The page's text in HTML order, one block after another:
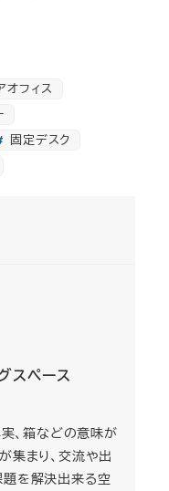
オフィス
固定デスク
スペース
実、箱などの意味が
集まり、交流や出
題を解決出来る空